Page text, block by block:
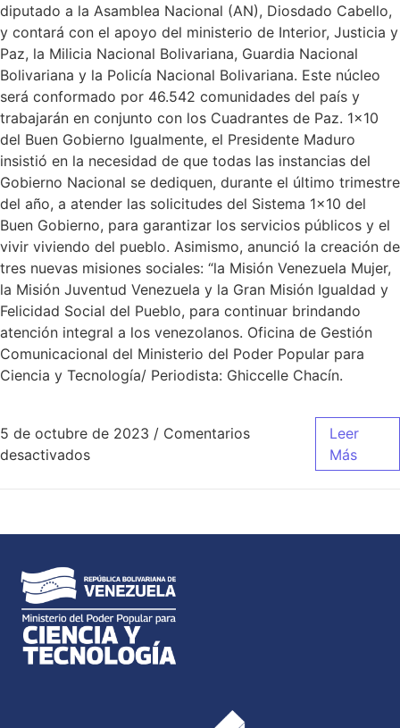
diputado a la Asamblea Nacional (AN), Diosdado Cabello,
y contará con el apoyo del ministerio de Interior, Justicia y
Paz, la Milicia Nacional Bolivariana, Guardia Nacional
Bolivariana y la Policía Nacional Bolivariana. Este núcleo
será conformado por 46.542 comunidades del país y
trabajarán en conjunto con los Cuadrantes de Paz. 1×10
del Buen Gobierno Igualmente, el Presidente Maduro
insistió en la necesidad de que todas las instancias del
Gobierno Nacional se dediquen, durante el último trimestre
del año, a atender las solicitudes del Sistema 1×10 del
Buen Gobierno, para garantizar los servicios públicos y el
vivir viviendo del pueblo. Asimismo, anunció la creación de
tres nuevas misiones sociales: “la Misión Venezuela Mujer,
la Misión Juventud Venezuela y la Gran Misión Igualdad y
Felicidad Social del Pueblo, para continuar brindando
atención integral a los venezolanos. Oficina de Gestión
Comunicacional del Ministerio del Poder Popular para
Ciencia y Tecnología/ Periodista: Ghiccelle Chacín.
5 de octubre de 2023 / Comentarios
desactivados
Leer
Más